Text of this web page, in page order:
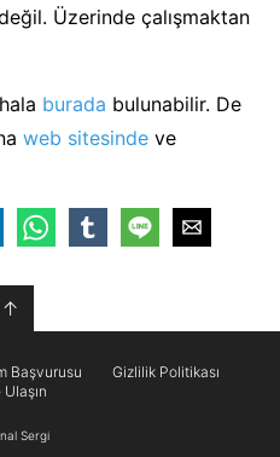
Üzerinde çalışmaktan
burada bulunabilir. De
web sitesinde ve
↑
Başvurusu
Gizlilik Politikası
Ulaşın
Sergi